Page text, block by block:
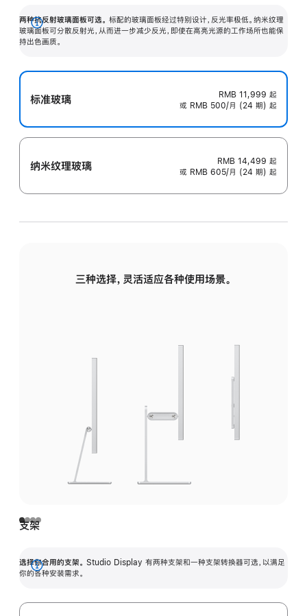
两种抗反射玻璃面板可选。 标配的玻璃面板经过特别设计，反光率极低。纳米纹理
玻璃面板可分散反射光，从而进一步减少反光，即使在高亮光源的工作场所也能保
持出色画质。
展
开
标准玻璃 RMB 11,999 起
或 RMB 500/月 (24 期) 起
纳米纹理玻璃 RMB 14,499 起
或 RMB 605/月 (24 期) 起
三种选择，灵活适应各种使用场景。
支架
选择你合用的支架。 Studio Display 有两种支架和一种支架转换器可选，以满足
你的各种安装需求。
展